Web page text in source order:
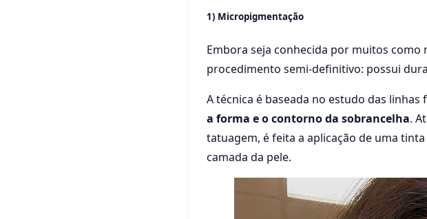
1) Micropigmentação
Embora seja conhecida por muitos
procedimento semi-definitivo: possui
A técnica é baseada no estudo das
a forma e o contorno da sobrancelha.
tatuagem, é feita a aplicação de uma
camada da pele.